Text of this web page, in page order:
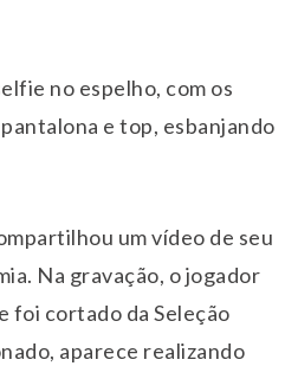
no espelho, com os
e top, esbanjando
um vídeo de seu
Na gravação, o jogador
foi cortado da Seleção
aparece realizando